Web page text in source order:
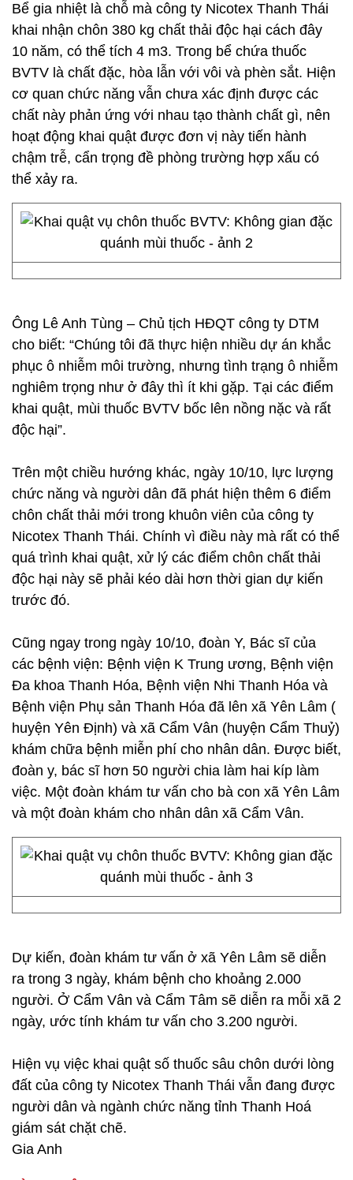
Bể gia nhiệt là chỗ mà công ty Nicotex Thanh Thái
khai nhận chôn 380 kg chất thải độc hại cách đây
10 năm, có thể tích 4 m3. Trong bể chứa thuốc
BVTV là chất đặc, hòa lẫn với vôi và phèn sắt. Hiện
cơ quan chức năng vẫn chưa xác định được các
chất này phản ứng với nhau tạo thành chất gì, nên
hoạt động khai quật được đơn vị này tiến hành
chậm trễ, cẩn trọng đề phòng trường hợp xấu có
thể xảy ra.
Ông Lê Anh Tùng – Chủ tịch HĐQT công ty DTM
cho biết: “Chúng tôi đã thực hiện nhiều dự án khắc
phục ô nhiễm môi trường, nhưng tình trạng ô nhiễm
nghiêm trọng như ở đây thì ít khi gặp. Tại các điểm
khai quật, mùi thuốc BVTV bốc lên nồng nặc và rất
độc hại”.
Trên một chiều hướng khác, ngày 10/10, lực lượng
chức năng và người dân đã phát hiện thêm 6 điểm
chôn chất thải mới trong khuôn viên của công ty
Nicotex Thanh Thái. Chính vì điều này mà rất có thể
quá trình khai quật, xử lý các điểm chôn chất thải
độc hại này sẽ phải kéo dài hơn thời gian dự kiến
trước đó.
Cũng ngay trong ngày 10/10, đoàn Y, Bác sĩ của
các bệnh viện: Bệnh viện K Trung ương, Bệnh viện
Đa khoa Thanh Hóa, Bệnh viện Nhi Thanh Hóa và
Bệnh viện Phụ sản Thanh Hóa đã lên xã Yên Lâm (
huyện Yên Định) và xã Cẩm Vân (huyện Cẩm Thuỷ)
khám chữa bệnh miễn phí cho nhân dân. Được biết,
đoàn y, bác sĩ hơn 50 người chia làm hai kíp làm
việc. Một đoàn khám tư vấn cho bà con xã Yên Lâm
và một đoàn khám cho nhân dân xã Cẩm Vân.
Dự kiến, đoàn khám tư vấn ở xã Yên Lâm sẽ diễn
ra trong 3 ngày, khám bệnh cho khoảng 2.000
người. Ở Cẩm Vân và Cẩm Tâm sẽ diễn ra mỗi xã 2
ngày, ước tính khám tư vấn cho 3.200 người.
Hiện vụ việc khai quật số thuốc sâu chôn dưới lòng
đất của công ty Nicotex Thanh Thái vẫn đang được
người dân và ngành chức năng tỉnh Thanh Hoá
giám sát chặt chẽ.
Gia Anh